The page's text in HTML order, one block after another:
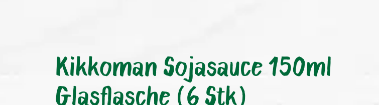
Kikkoman Sojasauce 150ml
Glasflasche (6 Stk)